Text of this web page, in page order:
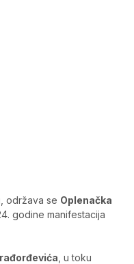
održava se Oplenačka
godine manifestacija
, u toku